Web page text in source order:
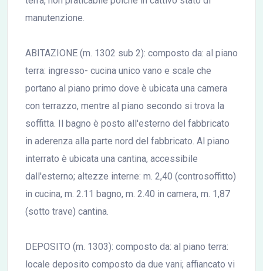
manutenzione.
ABITAZIONE (m. 1302 sub 2): composto da: al piano
terra: ingresso- cucina unico vano e scale che
portano al piano primo dove è ubicata una camera
con terrazzo, mentre al piano secondo si trova la
soffitta. Il bagno è posto all'esterno del fabbricato
in aderenza alla parte nord del fabbricato. Al piano
interrato è ubicata una cantina, accessibile
dall'esterno; altezze interne: m. 2,40 (controsoffitto)
in cucina, m. 2.11 bagno, m. 2.40 in camera, m. 1,87
(sotto trave) cantina.
DEPOSITO (m. 1303): composto da: al piano terra:
locale deposito composto da due vani; affiancato vi